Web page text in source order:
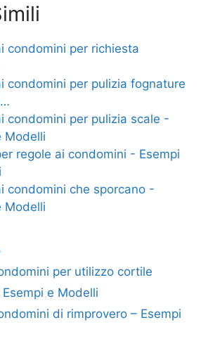
ai
l
di
di
condomini per richiesta
condomini per pulizia fognature
condomini per pulizia scale -
Modelli
regole ai condomini - Esempi
condomini che sporcano -
Modelli
per utilizzo cortile
e Modelli
di rimprovero – Esempi